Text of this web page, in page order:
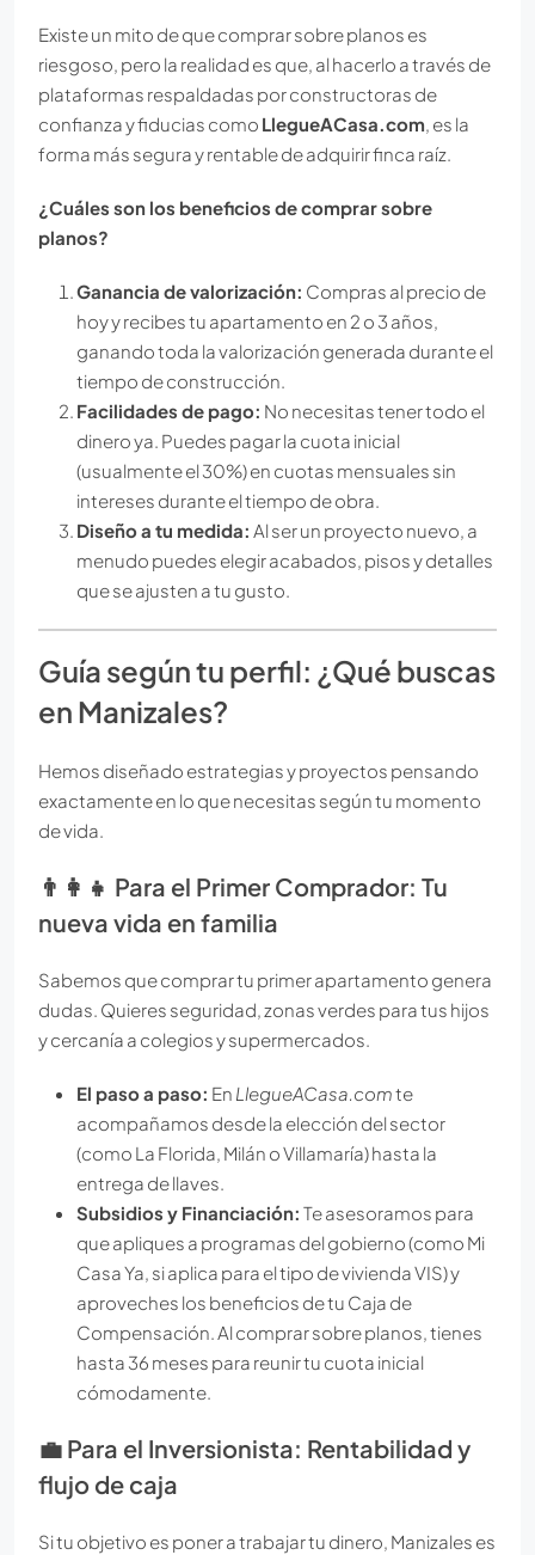
Existe un mito de que comprar sobre planos es
riesgoso, pero la realidad es que, al hacerlo a través de
plataformas respaldadas por constructoras de
confianza y fiducias como LlegueACasa.com, es la
forma más segura y rentable de adquirir finca raíz.
¿Cuáles son los beneficios de comprar sobre
planos?
Ganancia de valorización: Compras al precio de
hoy y recibes tu apartamento en 2 o 3 años,
ganando toda la valorización generada durante el
tiempo de construcción.
Facilidades de pago: No necesitas tener todo el
dinero ya. Puedes pagar la cuota inicial
(usualmente el 30%) en cuotas mensuales sin
intereses durante el tiempo de obra.
Diseño a tu medida: Al ser un proyecto nuevo, a
menudo puedes elegir acabados, pisos y detalles
que se ajusten a tu gusto.
Guía según tu perfil: ¿Qué buscas
en Manizales?
Hemos diseñado estrategias y proyectos pensando
exactamente en lo que necesitas según tu momento
de vida.
👨‍👩‍👧 Para el Primer Comprador: Tu
nueva vida en familia
Sabemos que comprar tu primer apartamento genera
dudas. Quieres seguridad, zonas verdes para tus hijos
y cercanía a colegios y supermercados.
El paso a paso: En LlegueACasa.comte
acompañamos desde la elección del sector
(como La Florida, Milán o Villamaría) hasta la
entrega de llaves.
Subsidios y Financiación: Te asesoramos para
que apliques a programas del gobierno (como Mi
Casa Ya, si aplica para el tipo de vivienda VIS) y
aproveches los beneficios de tu Caja de
Compensación. Al comprar sobre planos, tienes
hasta 36 meses para reunir tu cuota inicial
cómodamente.
💼 Para el Inversionista: Rentabilidad y
flujo de caja
Si tu objetivo es poner a trabajar tu dinero, Manizales es